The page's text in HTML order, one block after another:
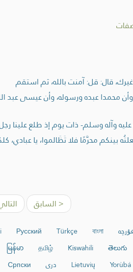
قال: قل: آمنت بالله، ثم استقم
محمدا عبده ورسوله، وأن عيسى عبد
وآله وسلم- ذات يوم إذ طلع علينا
بينكم محرَّمًا فلا تَظَالموا، يا
< السابق
বাংলা
Türkçe
Русский
తెలుగు
Kiswahili
தமிழ்
မြန်မာ
Yorùbá
Lietuvių دری Српски